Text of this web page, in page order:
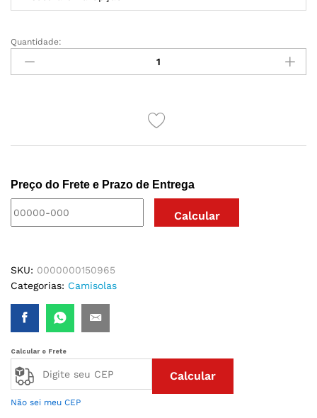
CAMISOLA
HERA
EM
Quantidade:
Preço do Frete e Prazo de Entrega
SKU: 0000000150965
Categorias: Camisolas
Calcular o Frete
Calcular
Não sei meu CEP